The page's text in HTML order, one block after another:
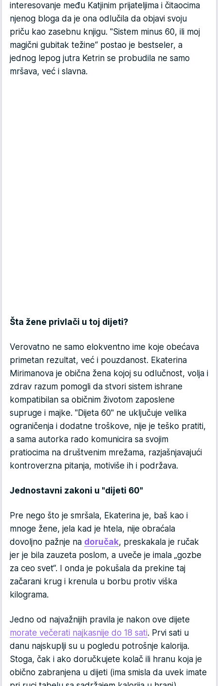
interesovanje među Katjinim prijateljima i čitaocima
njenog bloga da je ona odlučila da objavi svoju
priču kao zasebnu knjigu. "Sistem minus 60, ili moj
magični gubitak težine“ postao je bestseler, a
jednog lepog jutra Ketrin se probudila ne samo
mršava, već i slavna.
Šta žene privlači u toj dijeti?
Verovatno ne samo elokventno ime koje obećava
primetan rezultat, već i pouzdanost. Ekaterina
Mirimanova je obična žena kojoj su odlučnost, volja i
zdrav razum pomogli da stvori sistem ishrane
kompatibilan sa običnim životom zaposlene
supruge i majke. "Dijeta 60" ne uključuje velika
ograničenja i dodatne troškove, nije je teško pratiti,
a sama autorka rado komunicira sa svojim
pratiocima na društvenim mrežama, razjašnjavajući
kontroverzna pitanja, motiviše ih i podržava.
Jednostavni zakoni u "dijeti 60"
Pre nego što je smršala, Ekaterina je, baš kao i
mnoge žene, jela kad je htela, nije obraćala
dovoljno pažnje na doručak, preskakala je ručak
jer je bila zauzeta poslom, a uveče je imala „gozbe
za ceo svet“. I onda je pokušala da prekine taj
začarani krug i krenula u borbu protiv viška
kilograma.
Jedno od najvažnijih pravila je nakon ove dijete
morate večerati najkasnije do 18 sati. Prvi sati u
danu najskuplji su u pogledu potrošnje kalorija.
Stoga, čak i ako doručkujete kolač ili hranu koja je
obično zabranjena u dijeti (ima smisla da uvek imate